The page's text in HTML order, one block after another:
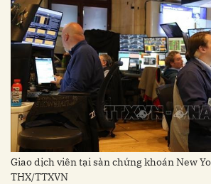
Giao dịch viên tại sàn chứng khoán New
THX/TTXVN